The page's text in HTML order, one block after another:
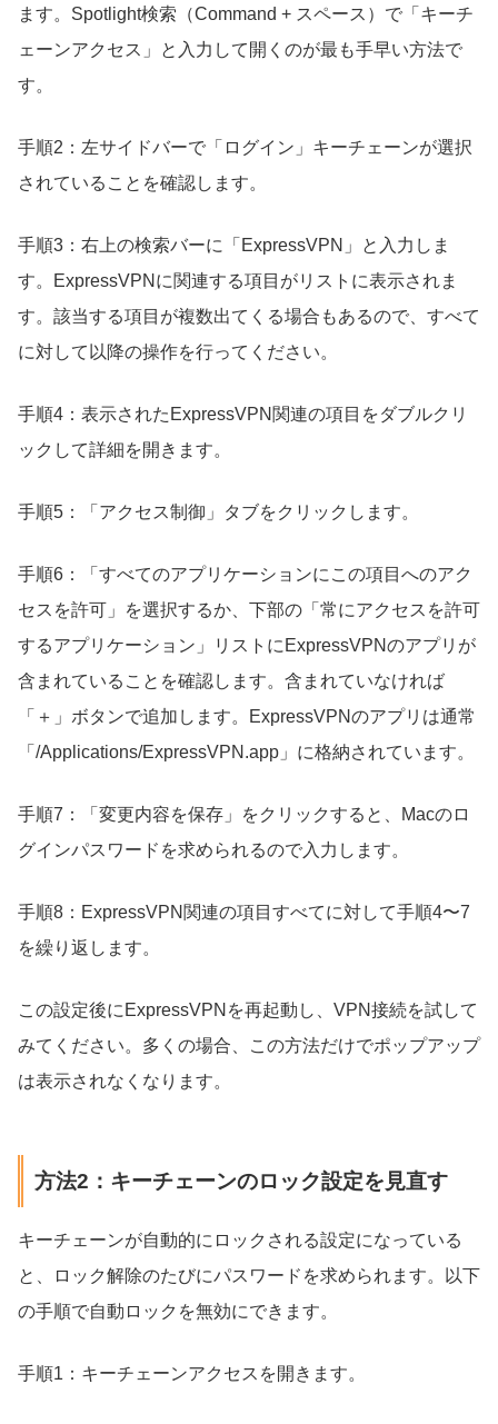
ます。Spotlight検索（Command + スペース）で「キーチ
ェーンアクセス」と入力して開くのが最も手早い方法で
す。
手順2：左サイドバーで「ログイン」キーチェーンが選択
されていることを確認します。
手順3：右上の検索バーに「ExpressVPN」と入力しま
す。ExpressVPNに関連する項目がリストに表示されま
す。該当する項目が複数出てくる場合もあるので、すべて
に対して以降の操作を行ってください。
手順4：表示されたExpressVPN関連の項目をダブルクリ
ックして詳細を開きます。
手順5：「アクセス制御」タブをクリックします。
手順6：「すべてのアプリケーションにこの項目へのアク
セスを許可」を選択するか、下部の「常にアクセスを許可
するアプリケーション」リストにExpressVPNのアプリが
含まれていることを確認します。含まれていなければ
「＋」ボタンで追加します。ExpressVPNのアプリは通常
「/Applications/ExpressVPN.app」に格納されています。
手順7：「変更内容を保存」をクリックすると、Macのロ
グインパスワードを求められるので入力します。
手順8：ExpressVPN関連の項目すべてに対して手順4〜7
を繰り返します。
この設定後にExpressVPNを再起動し、VPN接続を試して
みてください。多くの場合、この方法だけでポップアップ
は表示されなくなります。
方法2：キーチェーンのロック設定を見直す
キーチェーンが自動的にロックされる設定になっている
と、ロック解除のたびにパスワードを求められます。以下
の手順で自動ロックを無効にできます。
手順1：キーチェーンアクセスを開きます。